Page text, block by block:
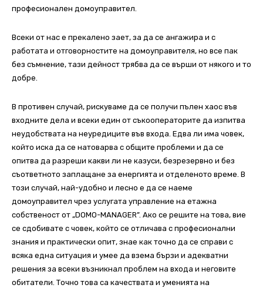
професионален домоуправител.
Всеки от нас е прекалено зает, за да се ангажира и с
работата и отговорностите на домоуправителя, но все пак
без съмнение, тази дейност трябва да се върши от някого и то
добре.
В противен случай, рискуваме да се получи пълен хаос във
входните дела и всеки един от съкооператорите да изпитва
неудобствата на неуредиците във входа. Едва ли има човек,
който иска да се натоварва с общите проблеми и да се
опитва да разреши какви ли не казуси, безрезервно и без
съответното заплащане за енергията и отделеното време. В
този случай, най-удобно и лесно е да се наеме
домоуправител чрез услугата управление на етажна
собственост от „DOMO-MANAGER”. Ако се решите на това, вие
се сдобивате с човек, който се отличава с професионални
знания и практически опит, знае как точно да се справи с
всяка една ситуация и умее да взема бързи и адекватни
решения за всеки възникнал проблем на входа и неговите
обитатели. Точно това са качествата и уменията на